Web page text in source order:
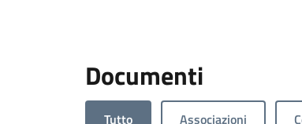
Documenti
Tutto Associazioni